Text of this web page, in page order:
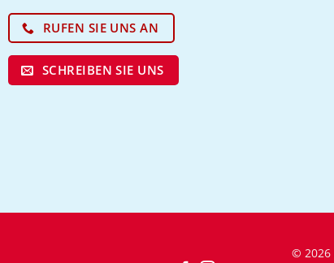
RUFEN SIE UNS AN
SCHREIBEN SIE UNS
© 2026